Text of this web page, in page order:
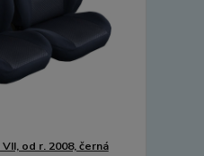
od r. 2008, černá